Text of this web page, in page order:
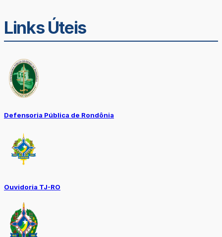
Links Úteis
Defensoria Pública de Rondônia
Ouvidoria TJ-RO